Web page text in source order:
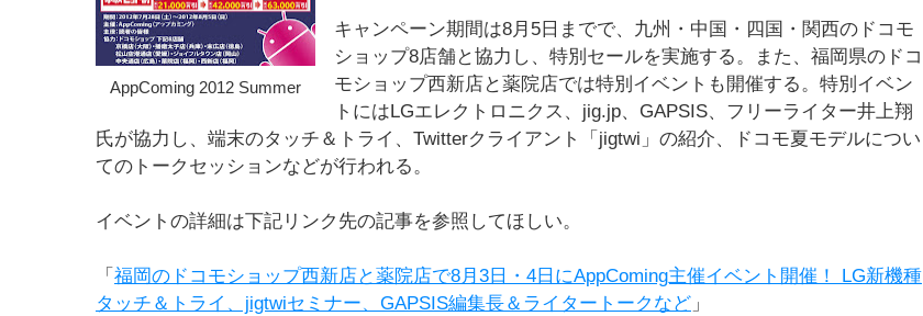
AppComing 2012 Summer
キャンペーン期間は8月5日までで、九州・中国・四国・関西のドコモ
ショップ8店舗と協力し、特別セールを実施する。また、福岡県のドコ
モショップ西新店と薬院店では特別イベントも開催する。特別イベン
トにはLGエレクトロニクス、jig.jp、GAPSIS、フリーライター井上翔
氏が協力し、端末のタッチ＆トライ、Twitterクライアント「jigtwi」の紹介、ドコモ夏モデルについ
てのトークセッションなどが行われる。
イベントの詳細は下記リンク先の記事を参照してほしい。
「 福岡のドコモショップ西新店と薬院店で8月3日・4日にAppComing主催イベント開催！ LG新機種
タッチ＆トライ、jigtwiセミナー、GAPSIS編集長＆ライタートークなど 」